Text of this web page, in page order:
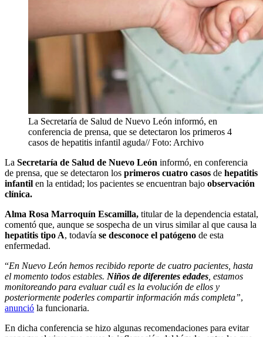
La Secretaría de Salud de Nuevo León informó, en
conferencia de prensa, que se detectaron los primeros 4
casos de hepatitis infantil aguda// Foto: Archivo
La Secretaría de Salud de Nuevo León informó, en conferencia
de prensa, que se detectaron los primeros cuatro casos de hepatitis
infantil en la entidad; los pacientes se encuentran bajo observación
clínica.
Alma Rosa Marroquín Escamilla, titular de la dependencia estatal,
comentó que, aunque se sospecha de un virus similar al que causa la
hepatitis tipo A, todavía se desconoce el patógeno de esta
enfermedad.
“En Nuevo León hemos recibido reporte de cuatro pacientes, hasta
el momento todos estables. Niños de diferentes edades , estamos
monitoreando para evaluar cuál es la evolución de ellos y
posteriormente poderles compartir información más completa”,
anunció la funcionaria.
En dicha conferencia se hizo algunas recomendaciones para evitar